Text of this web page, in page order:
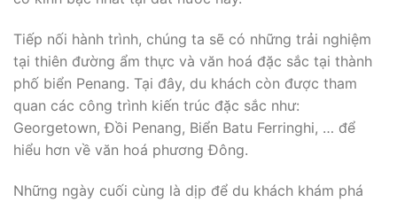
Tiếp nối hành trình, chúng ta sẽ có những trải nghiệm
tại thiên đường ẩm thực và văn hoá đặc sắc tại thành
phố biển Penang. ​​Tại đây, du khách còn được tham
quan các công trình kiến trúc đặc sắc như:
Georgetown, Đồi Penang, Biển Batu Ferringhi, … để
hiểu hơn về văn hoá phương Đông.
Những ngày cuối cùng là dịp để du khách khám phá